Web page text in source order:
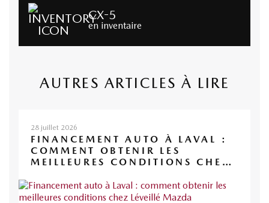
CX-5
en inventaire
AUTRES ARTICLES À LIRE
28 juillet 2026
FINANCEMENT AUTO À LAVAL :
COMMENT OBTENIR LES
MEILLEURES CONDITIONS CHEZ